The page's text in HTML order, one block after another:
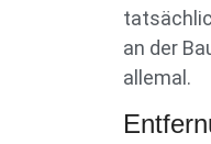
an der
allemal.